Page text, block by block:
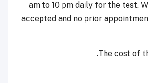
am to 10 pm daily for the test.
accepted and no prior
The cost of